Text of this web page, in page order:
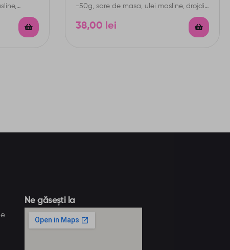
-50g, sare de masa, ulei masline, drojdie
38,00 lei
Ne găsești la